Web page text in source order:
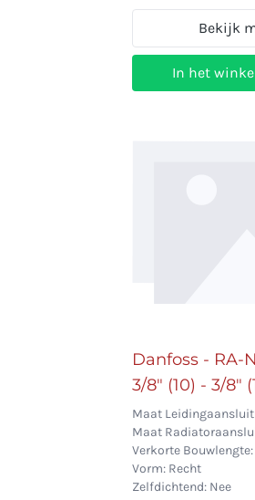
Bekijk
In het
Danfoss - RA-
3/8" (10) - 3/8"
Maat
Maat
Verkorte Bouwlengte:
Vorm: Recht
Zelfdichtend: Nee